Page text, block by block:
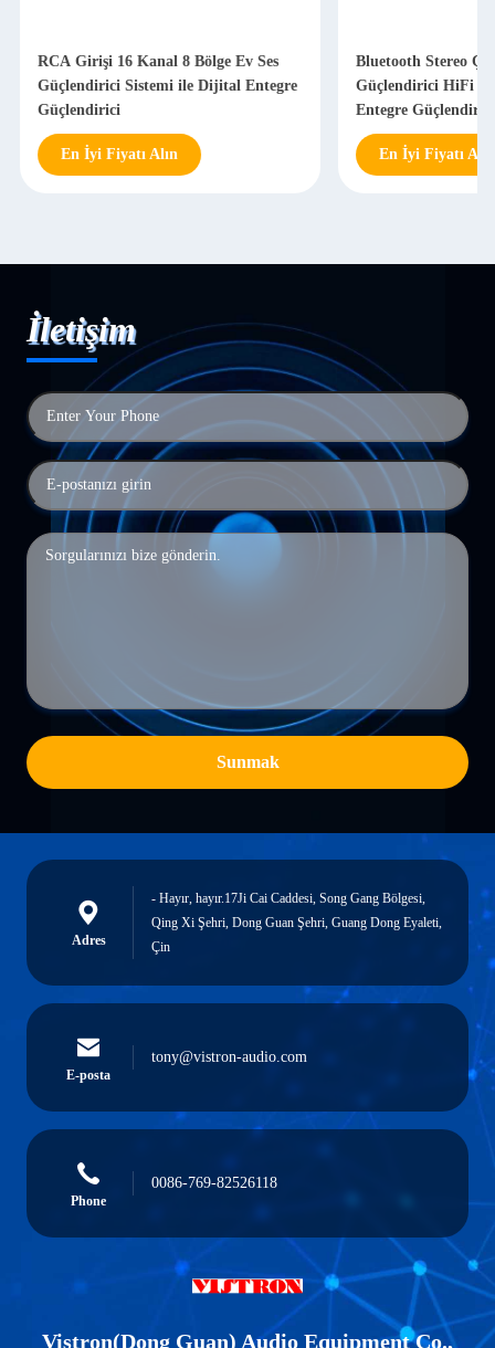
RCA Girişi 16 Kanal 8 Bölge Ev Ses
Güçlendirici Sistemi ile Dijital Entegre
Güçlendirici
En İyi Fiyatı Alın
Bluetooth Stereo
Güçlendirici HiFi D
Entegre
En İyi Fiyatı Alın
İletişim
Sunmak
Adres
- Hayır, hayır.17Ji Cai Caddesi, Song Gang Bölgesi,
Qing Xi Şehri, Dong Guan Şehri, Guang Dong Eyaleti,
Çin
E-posta
tony@vistron-audio.com
Phone
0086-769-82526118
Vistron(Dong Guan) Audio Equipment Co.,